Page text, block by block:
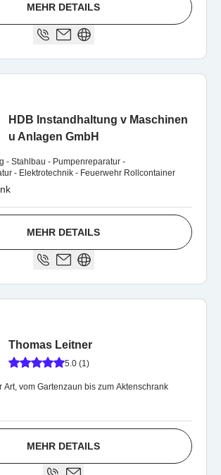
MEHR DETAILS
HDB Instandhaltung v Maschinen
u Anlagen GmbH
- Stahlbau - Pumpenreparatur -
- Elektrotechnik - Feuerwehr Rollcontainer
MEHR DETAILS
Thomas Leitner
5.0 (1)
Art, vom Gartenzaun bis zum Aktenschrank
MEHR DETAILS